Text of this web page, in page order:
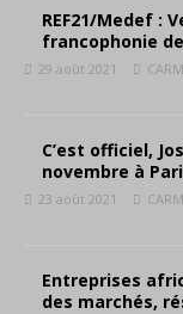
REF21/Medef :
francophonie
29 août 2021
C’est officiel,
novembre à
23 août 2021
Entreprises
des marchés,